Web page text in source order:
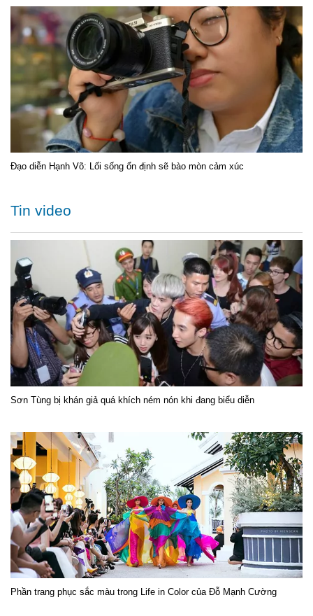
Đạo diễn Hạnh Võ: Lối sống ổn định sẽ bào mòn cảm xúc
Tin video
Sơn Tùng bị khán giả quá khích ném nón khi đang biểu diễn
Phần trang phục sắc màu trong Life in Color của Đỗ Mạnh Cường